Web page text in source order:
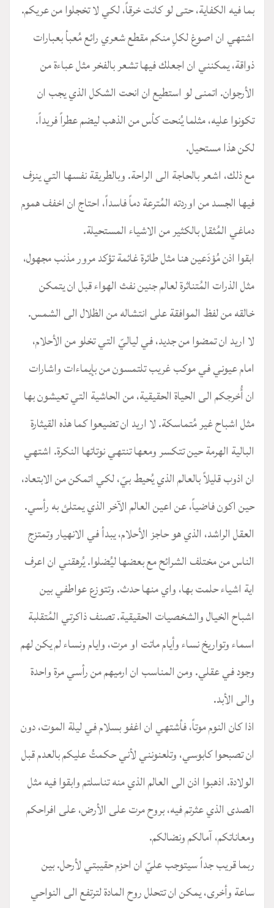
بما فيه الكفاية، حتى لو كانت خرقاً، لكي لا تخجلوا من عريكم.
اشتهي ان اصوغ لكلِ منكم مقطع شعري رائع مُعبأ بعبارات
ذواقة، يمكنني ان اجعلك فيها تشعر بالفخر مثل عباءة من
الأرجوان. اتمنى لو استطيع ان انحت الشكل الذي يجب ان
تكونوا عليه، مثلما يُنحت كأس من الذهب ليضم عطراً فريداً.
لكن هذا مستحيل.
مع ذلك، اشعر بالحاجة الى الراحة. وبالطريقة نفسها التي ينزف
فيها الجسد من اوردته المُترعة دماً فاسداً، احتاج ان اخفف هموم
دماغي المُثقل بالكثير من الاشياء المستحيلة.
ابقوا اذن مُوْدَعين هنا مثل طائرة غائمة تؤكد مرور مذنب مجهول،
مثل الذرات المُتناثرة لعالم جنين نفث الهواء قبل ان يتمكن
خالقه من لفظ الموافقة على انتشاله من الظلال الى الشمس.
لا اريد ان تمضوا من جديد، في لياليّ التي تخلو من الأحلام،
امام عيوني في موكب غريب تلتمسون من بإيماءات واشارات
ان أُخرجكم الى الحياة الحقيقية، من الحاشية التي تعيشون بها
مثل اشباح غير مُتماسكة. لا اريد ان تضيعوا كما هذه القيثارة
البالية الهرمة حين تتكسر ومعها تنتهي نوتاتها النكرة. اشتهي
ان اذوب قليلاً بالعالم الذي يُحيط بيّ، لكي اتمكن من الابتعاد،
حين اكون فاضياً، عن اعين العالم الآخر الذي يمتلئ به رأسي.
العقل الراشد، الذي هو حاجز الأحلام، يبدأ في الانهيار وتمتزج
الناس من مختلف الشرائح مع بعضها ليُضلوا. يُرهقني ان اعرف
اية اشياء حلمت بها، واي منها حدث. وتتوزع عواطفي بين
اشباح الخيال والشخصيات الحقيقية. تصنف ذاكرتي المُتقلبة
اسماء وتواريخ نساء وأيام ماتت او مرت، وايام ونساء لم يكن لهم
وجود في عقلي. ومن المناسب ان ارميهم من رأسي مرة واحدة
والى الأبد.
اذا كان النوم موتاً، فأشتهي ان اغفو بسلام في ليلة الموت، دون
ان تصبحوا كابوسي، وتلعنونني لأني حكمتُ عليكم بالعدم قبل
الولادة. اذهبوا اذن الى العالم الذي منه تناسلتم وابقوا فيه مثل
الصدى الذي عثرتم فيه، بروح مرت على الأرض، على افراحكم
ومعاناتكم، آمالكم ونضالكم.
ربما قريب جداً سيتوجب عليّ ان احزم حقيبتي لأرحل. بين
ساعة وأخرى، يمكن ان تتحلل روح المادة لترتفع الى النواحي